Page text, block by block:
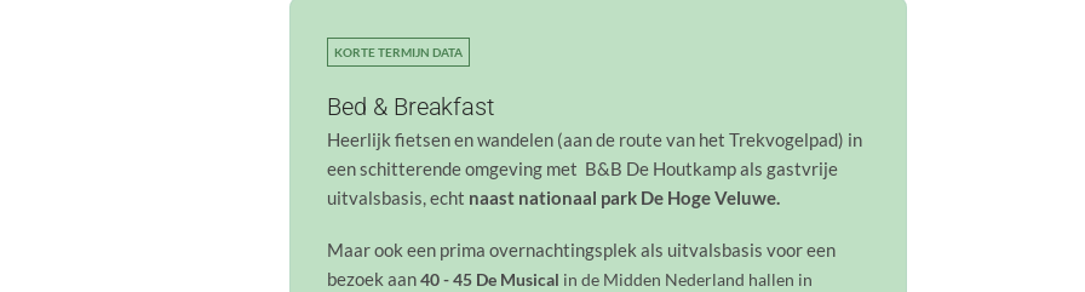
KORTE TERMIJN DATA
Bed & Breakfast
Heerlijk fietsen en wandelen (aan de route van het Trekvogelpad) in
een schitterende omgeving met B&B De Houtkamp als gastvrije
uitvalsbasis, echt naast nationaal park De HogeVeluwe.
Maar ook een prima overnachtingsplek als uitvalsbasis voor een
bezoek aan40 - 45 De Musical in de Midden Nederland hallen in